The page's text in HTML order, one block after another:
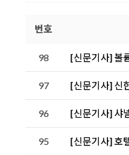
번호
98 [신문기사] 볼
97 [신문기사] 신
96 [신문기사] 샤
95 [신문기사] 호